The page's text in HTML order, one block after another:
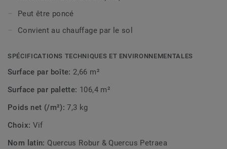
Peut être poncé
Convient au chauffage par le sol
SPÉCIFICATIONS TECHNIQUES ET ENVIRONNEMENTALES
Surface par boîte: 2,66 m²
Surface par palette: 106,4 m²
Poids net (/m²):7,3 kg
Choix: Vif
Nom latin: Quercus Robur & Quercus Petraea